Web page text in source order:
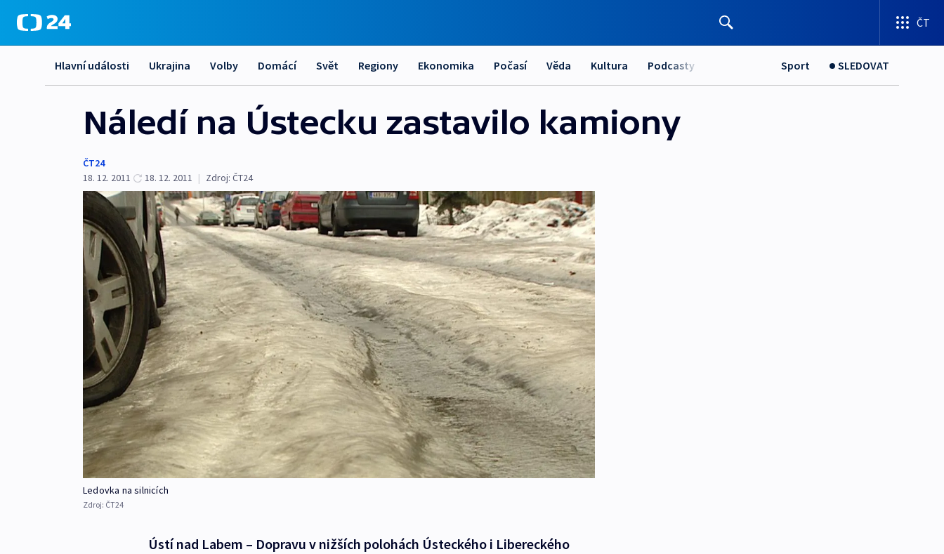
ČT
Hlavní události Ukrajina Volby Domácí Svět Regiony Ekonomika Počasí Věda Kultura Podcasty Sport SLEDOVAT
Náledí na Ústecku zastavilo kamiony
ČT24
18. 12. 2011
18. 12. 2011 | Zdroj: ČT24
Ledovka na silnicích
Zdroj: ČT24
Ústí nad Labem – Dopravu v nižších polohách Ústeckého i Libereckého